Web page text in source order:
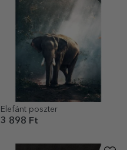
Elefánt poszter
3 898 Ft